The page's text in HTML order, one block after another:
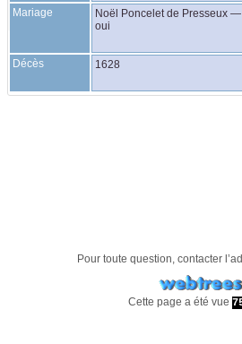
Mariage Noël Poncelet de Presseux —
oui
Décès 1628
Pour toute question, contacter
Cette page a été vue